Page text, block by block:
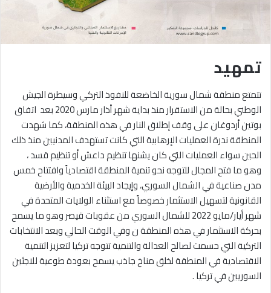
تمهيد
تتمتع منطقة شمال سورية الخاضعة للنفوذ التركي وسيطرة الجيش
الوطني بحالة من الاستقرار منذ بداية شهر أذار مارس 2020 بعد اتفاق
بوتين أردوغان على وقف إطلاق النار في هذه المنطقة، كما شهدت
المنطقة ندرة العمليات الإرهابية التي كانت تستهدف المدنيين منذ ذلك
الحين سواء العمليات التي كان يشنها تنظيم داعش أو تنظيم قسد ،
وهو ما فتح المجال للتوجه نحو تنمية المنطقة اقتصادياً وافتتاح خمس
مدن صناعية في الشمال السوري، وإيجاد البيئة الخدمية والأرضية
القانونية لتسهيل الاستثمار خصوصاً مع استثناء الولايات المتحدة في
شهر أيار/مايو 2022 للشمال السوري من عقوبات قيصر وهو ما يسمح
بحركة الاستثمار في هذه المنطقة ن وفي الوقت الحالي وبعد الانتخابات
التركية التي حسمت لصالح العدالة والتنمية تتوجه تركيا لتعزيز التنمية
الاقتصادية في المنطقة لخلق مناخ جاذب يسمح بعودة طوعية للاجئين
السوريين في تركيا .